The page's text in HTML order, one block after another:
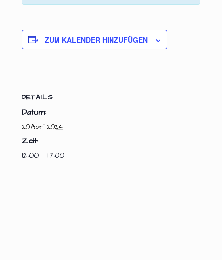
ZUM KALENDER HINZUFÜGEN
DETAILS
Datum:
20.April.2024
Zeit:
12:00 - 17:00